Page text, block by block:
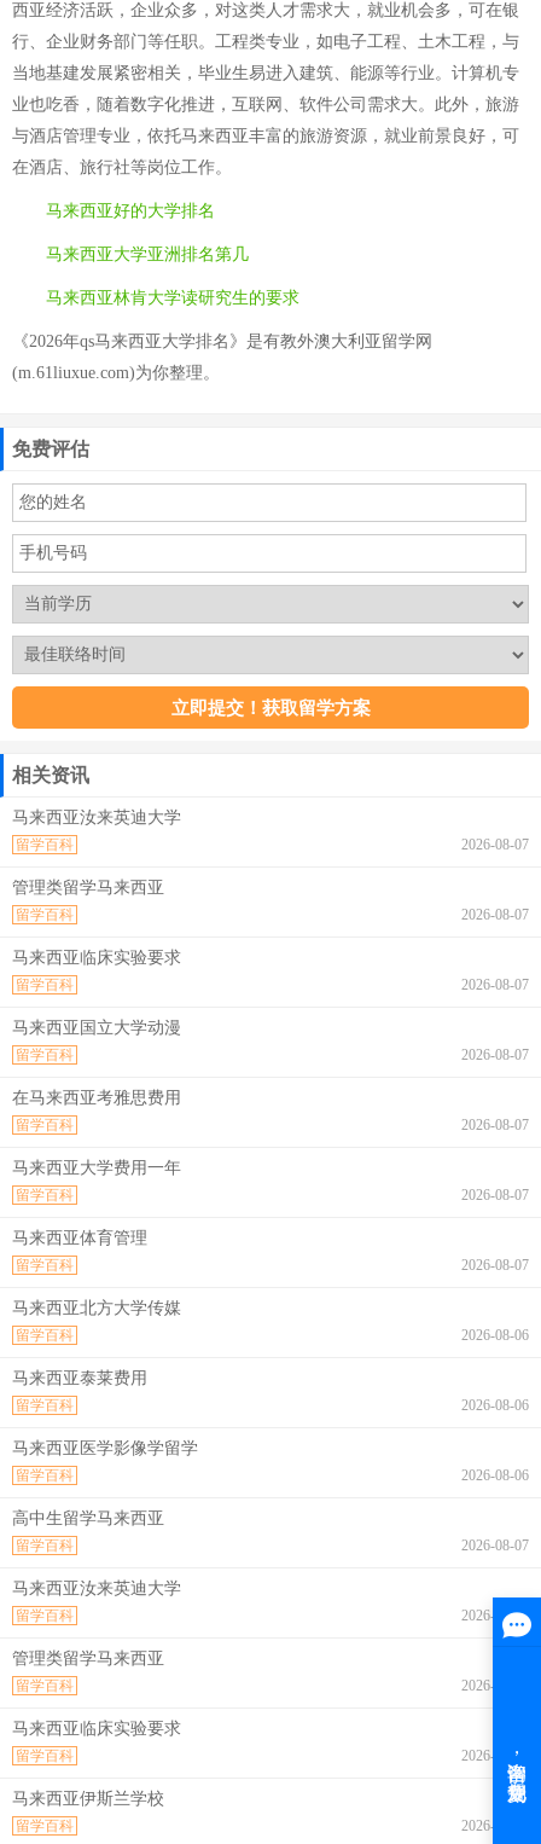
西亚经济活跃，企业众多，对这类人才需求大，就业机会多，可在银
行、企业财务部门等任职。工程类专业，如电子工程、土木工程，与
当地基建发展紧密相关，毕业生易进入建筑、能源等行业。计算机专
业也吃香，随着数字化推进，互联网、软件公司需求大。此外，旅游
与酒店管理专业，依托马来西亚丰富的旅游资源，就业前景良好，可
在酒店、旅行社等岗位工作。
马来西亚好的大学排名
马来西亚大学亚洲排名第几
马来西亚林肯大学读研究生的要求
《2026年qs马来西亚大学排名》是有教外澳大利亚留学网
(m.61liuxue.com)为你整理。
免费评估
相关资讯
马来西亚汝来英迪大学
2026-08-07
留学百科
管理类留学马来西亚
2026-08-07
留学百科
马来西亚临床实验要求
2026-08-07
留学百科
马来西亚国立大学动漫
2026-08-07
留学百科
在马来西亚考雅思费用
2026-08-07
留学百科
马来西亚大学费用一年
2026-08-07
留学百科
马来西亚体育管理
2026-08-07
留学百科
马来西亚北方大学传媒
2026-08-06
留学百科
马来西亚泰莱费用
2026-08-06
留学百科
马来西亚医学影像学留学
2026-08-06
留学百科
高中生留学马来西亚
2026-08-07
留学百科
马来西亚汝来英迪大学
2026-08-07
留学百科
管理类留学马来西亚
2026-08-07
留学百科
马来西亚临床实验要求
2026-08-07
留学百科
马来西亚伊斯兰学校
2026-08-07
留学百科